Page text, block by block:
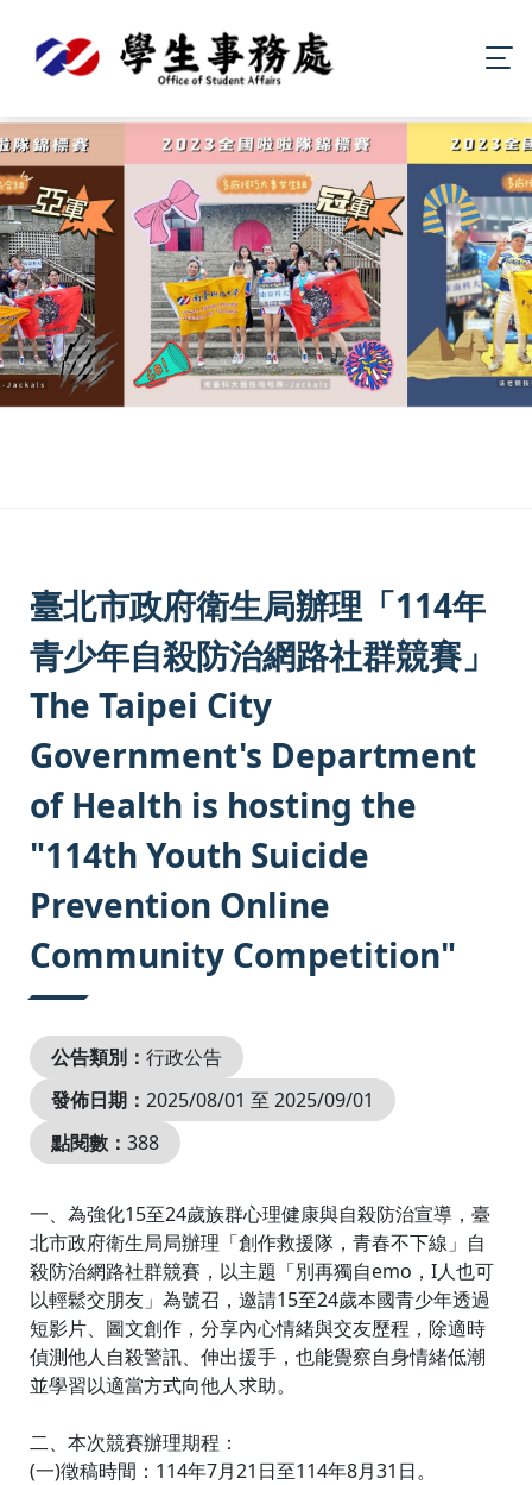
臺北市政府衛生局辦理「114年
青少年自殺防治網路社群競賽」
The Taipei City
Government's Department
of Health is hosting the
"114th Youth Suicide
Prevention Online
Community Competition"
公告類別： 行政公告
發佈日期： 2025/08/01 至 2025/09/01
點閱數： 388
一、為強化15至24歲族群心理健康與自殺防治宣導，臺
北市政府衛生局局辦理「創作救援隊，青春不下線」自
殺防治網路社群競賽，以主題「別再獨自emo，I人也可
以輕鬆交朋友」為號召，邀請15至24歲本國青少年透過
短影片、圖文創作，分享內心情緒與交友歷程，除適時
偵測他人自殺警訊、伸出援手，也能覺察自身情緒低潮
並學習以適當方式向他人求助。
二、本次競賽辦理期程：
(一)徵稿時間：114年7月21日至114年8月31日。